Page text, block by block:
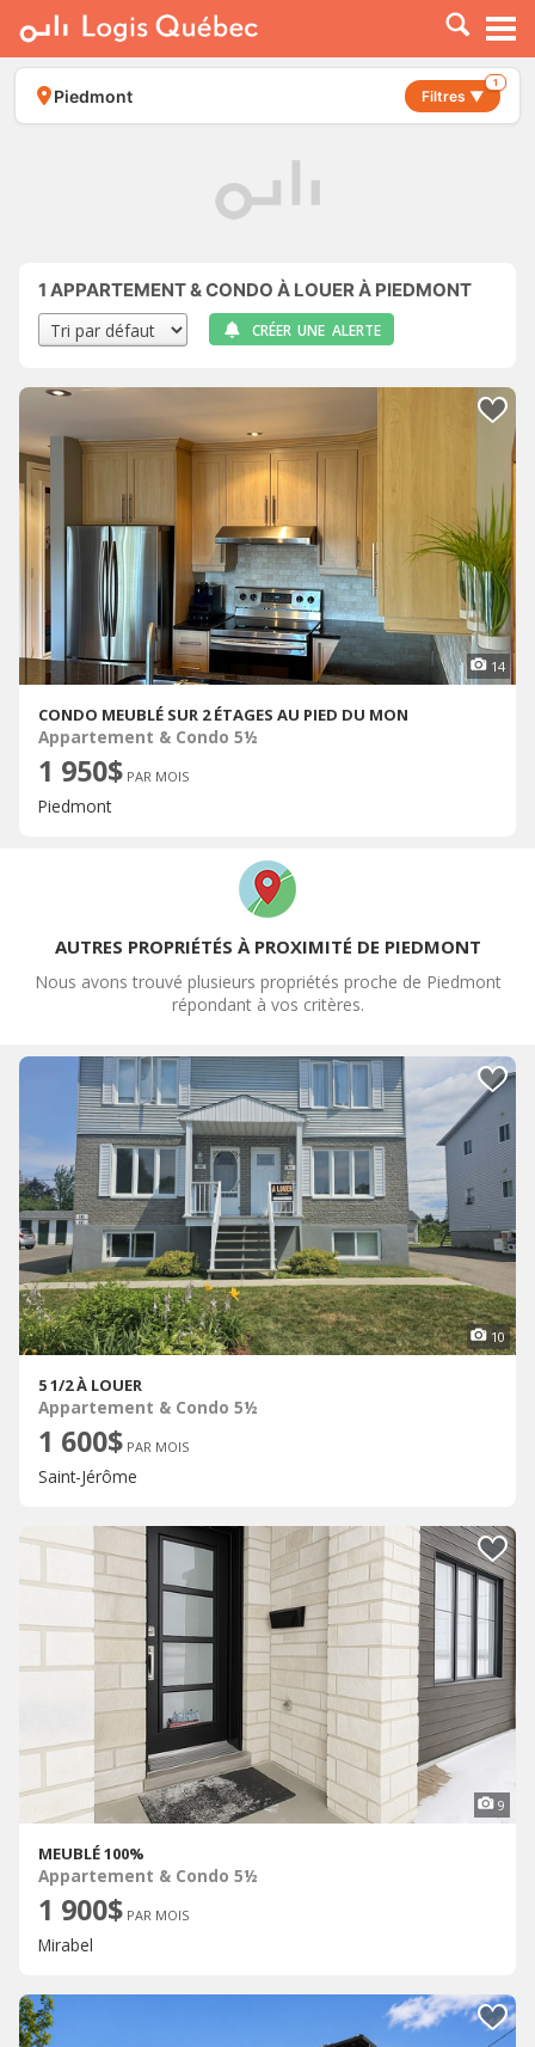
À LOUER
À VENDRE
PLACER UNE ANNONCE
Piedmont Filtres ▼
1
1 APPARTEMENT & CONDO À LOUER À PIEDMONT
CRÉER UNE ALERTE
14
CONDO MEUBLÉ SUR 2 ÉTAGES AU PIED DU MON
Appartement & Condo 5½
1 950$ PAR MOIS
Piedmont
AUTRES PROPRIÉTÉS À PROXIMITÉ DE PIEDMONT
Nous avons trouvé plusieurs propriétés proche de Piedmont
répondant à vos critères.
10
5 1/2 À LOUER
Appartement & Condo 5½
1 600$ PAR MOIS
Saint-Jérôme
9
MEUBLÉ 100%
Appartement & Condo 5½
1 900$ PAR MOIS
Mirabel